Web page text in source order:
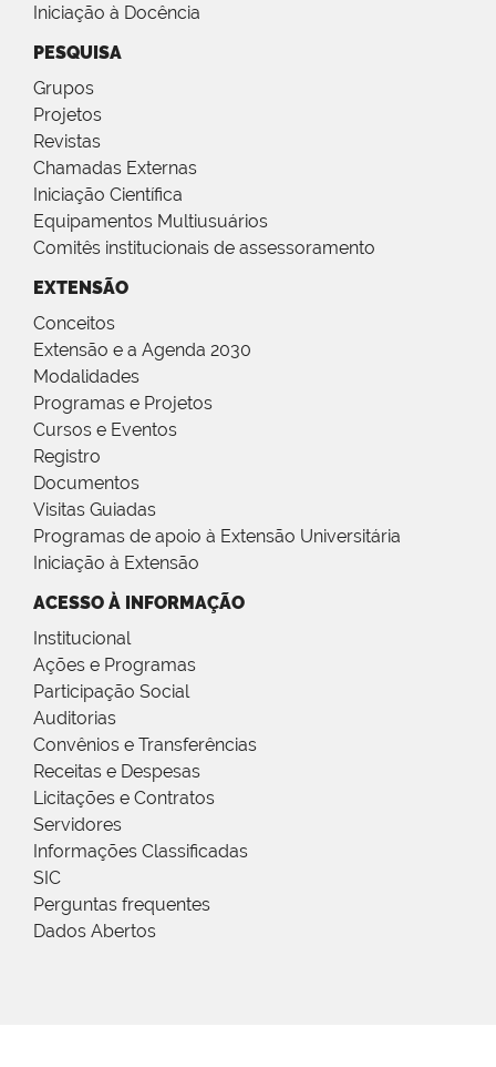
Iniciação à Docência
PESQUISA
Grupos
Projetos
Revistas
Chamadas Externas
Iniciação Científica
Equipamentos Multiusuários
Comitês institucionais de assessoramento
EXTENSÃO
Conceitos
Extensão e a Agenda 2030
Modalidades
Programas e Projetos
Cursos e Eventos
Registro
Documentos
Visitas Guiadas
Programas de apoio à Extensão Universitária
Iniciação à Extensão
ACESSO À INFORMAÇÃO
Institucional
Ações e Programas
Participação Social
Auditorias
Convênios e Transferências
Receitas e Despesas
Licitações e Contratos
Servidores
Informações Classificadas
SIC
Perguntas frequentes
Dados Abertos